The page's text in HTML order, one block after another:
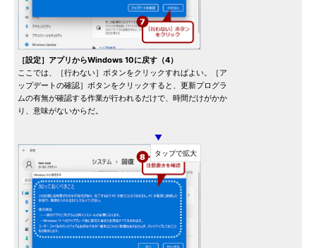
［設定］アプリからWindows 10に戻す（4）
ここでは、［行わない］ボタンをクリックすればよい。［ア
ップデートの確認］ボタンをクリックすると、更新プログラ
ムの有無が確認する作業が行われるだけで、時間だけがかか
り、意味がないからだ。
▼